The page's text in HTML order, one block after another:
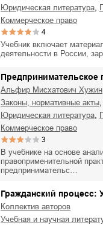
юридическая литература
коммерческое право
4
Учебник включает
деятельности в России,
Предпринимательское
Альфир Мисхатович Хужин
законы, нормативные акты
юридическая литература
коммерческое право
3
В учебнике на основе
правоприменительной
предпринимательс…
Гражданский процесс:
Коллектив авторов
учебная и научная